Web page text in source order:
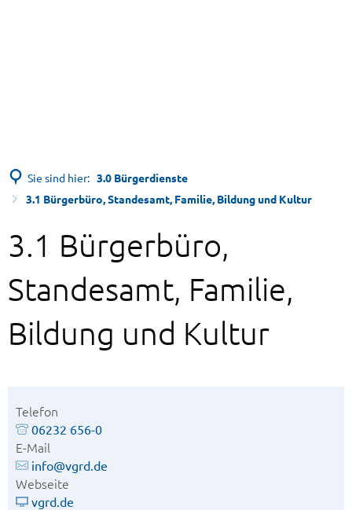
Sie sind hier: 3.0 Bürgerdienste
3.1 Bürgerbüro, Standesamt, Familie, Bildung und Kultur
3.1 Bürgerbüro,
Standesamt, Familie,
Bildung und Kultur
Telefon
06232 656-0
E-Mail
info@vgrd.de
Webseite
vgrd.de